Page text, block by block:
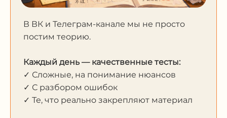
В ВК и Телеграм-канале мы не просто
постим теорию.
Каждый день — качественные тесты:
✓ Сложные, на понимание нюансов
✓ С разбором ошибок
✓ Те, что реально закрепляют материал